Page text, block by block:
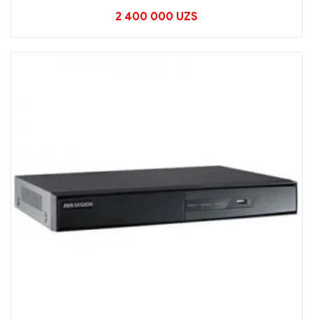
2 400 000 UZS